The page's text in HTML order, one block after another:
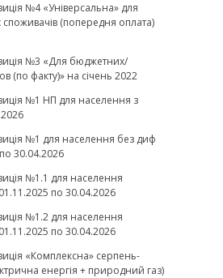
№4 «Універсальна» для
(попередня оплата)
№3 «Для бюджетних/
(по факту)» на січень 2022
№1 НП для населення з
№1 для населення без диф
30.04.2026
№1.1 для населення
по 30.04.2026
№1.2 для населення
по 30.04.2026
«Комплексна» серпень-
енергія + природний газ)